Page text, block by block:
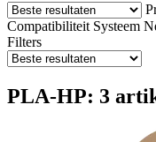
Compatibiliteit Systeem
Filters
PLA-HP: 3